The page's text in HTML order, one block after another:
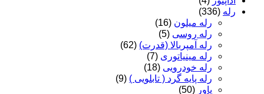
رله (336)
رله میلون (16)
رله روسی (5)
رله آمپربالا (قدرت) (62)
رله مینیاتوری (7)
رله خودرویی (18)
رله پایه گرد ( تابلویی ) (9)
پاور (50)